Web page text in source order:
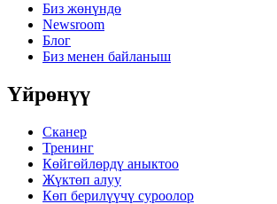
Биз жөнүндө
Newsroom
Блог
Биз менен байланыш
Үйрөнүү
Сканер
Тренинг
Көйгөйлөрдү аныктоо
Жүктөп алуу
Көп берилүүчү суроолор